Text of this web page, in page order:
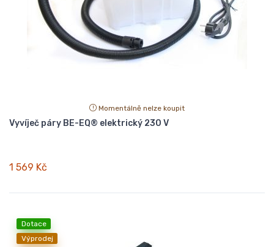
Momentálně nelze koupit
Vyvíječ páry BE-EQ® elektrický 230 V
1 569 Kč
Dotace
Výprodej